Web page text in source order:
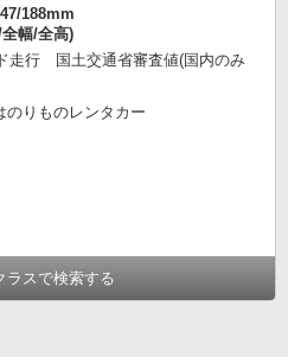
188mm
幅/全高)
走行 国土交通省審査値(国内のみ
のりものレンタカー
ラスで検索する